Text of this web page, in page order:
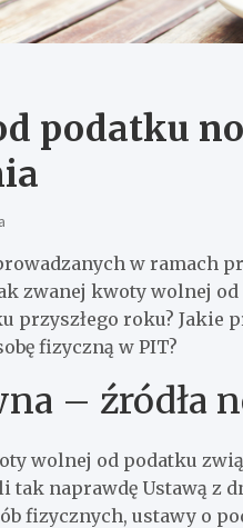
podatku
w ramach
zwanej kwoty wolnej
przyszłego roku? Jakie
fizyczną w PIT?
– źródła
wolnej od podatku
tak naprawdę Ustawą z
fizycznych, ustawy o